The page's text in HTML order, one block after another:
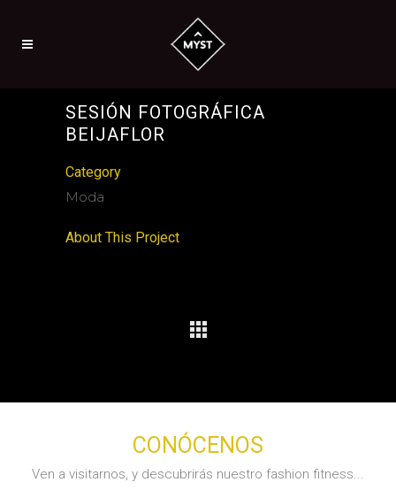
SESIÓN FOTOGRÁFICA
BEIJAFLOR
Category
Moda
About This Project
CONÓCENOS
Ven a visitarnos, y descubrirás nuestro fashion fitness...